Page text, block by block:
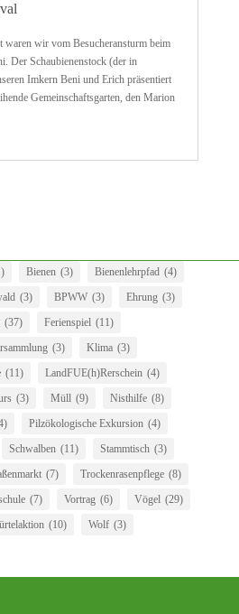
waren wir vom Besucheransturm beim
Der Schaubienenstock (der in
Imkern Beni und Erich präsentiert
Gemeinschaftsgarten, den Marion
Bienen (3) Bienenlehrpfad (4)
(3) BPWW (3) Ehrung (3)
(37) Ferienspiel (11)
(3) Klima (3)
(11) LandFUE(h)Rerschein (4)
(3) Müll (9) Nisthilfe (8)
Pilzökologische Exkursion (4)
Schwalben (11) Stammtisch (3)
(7) Trockenrasenpflege (8)
(7) Vortrag (6) Vögel (29)
(10) Wolf (3)